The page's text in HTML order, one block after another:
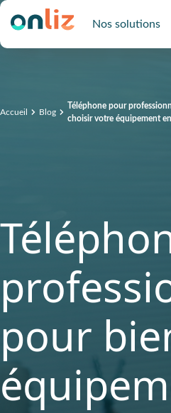
Nos solutions
Accueil Blog
Téléphone pour
choisir votre équipement
pour